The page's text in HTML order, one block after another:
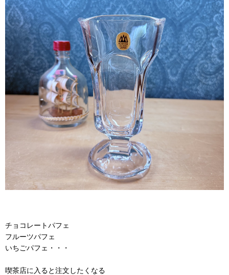
チョコレートパフェ
フルーツパフェ
いちごパフェ・・・
喫茶店に入ると注文したくなる